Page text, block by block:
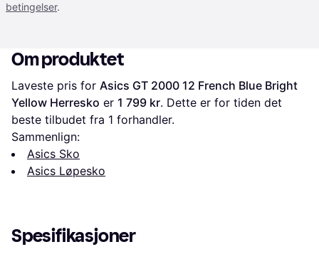
betingelser.
Om produktet
Laveste pris for Asics GT 2000 12 French Blue Bright
Yellow Herresko er 1 799 kr. Dette er for tiden det
beste tilbudet fra 1 forhandler.
Sammenlign:
Asics Sko
Asics Løpesko
Spesifikasjoner